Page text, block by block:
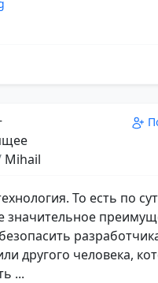
Mihail
То есть по
значительное
другого человека,
...